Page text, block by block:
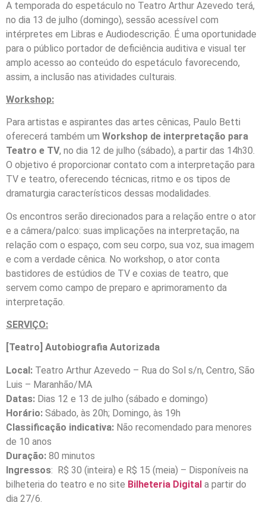
A temporada do espetáculo no Teatro Arthur Azevedo terá,
no dia 13 de julho (domingo), sessão acessível com
intérpretes em Libras e Audiodescrição. É uma oportunidade
para o público portador de deficiência auditiva e visual ter
amplo acesso ao conteúdo do espetáculo favorecendo,
assim, a inclusão nas atividades culturais.
Workshop:
Para artistas e aspirantes das artes cênicas, Paulo Betti
oferecerá também um Workshop de interpretação para
Teatro e TV, no dia 12 de julho (sábado), a partir das 14h30.
O objetivo é proporcionar contato com a interpretação para
TV e teatro, oferecendo técnicas, ritmo e os tipos de
dramaturgia característicos dessas modalidades.
Os encontros serão direcionados para a relação entre o ator
e a câmera/palco: suas implicações na interpretação, na
relação com o espaço, com seu corpo, sua voz, sua imagem
e com a verdade cênica. No workshop, o ator conta
bastidores de estúdios de TV e coxias de teatro, que
servem como campo de preparo e aprimoramento da
interpretação.
SERVIÇO:
[Teatro] Autobiografia Autorizada
Local: Teatro Arthur Azevedo – Rua do Sol s/n, Centro, São
Luis – Maranhão/MA
Datas: Dias 12 e 13 de julho (sábado e domingo)
Horário: Sábado, às 20h; Domingo, às 19h
Classificação indicativa: Não recomendado para menores
de 10 anos
Duração: 80 minutos
Ingressos: R$ 30 (inteira) e R$ 15 (meia) – Disponíveis na
bilheteria do teatro e no site Bilheteria Digital a partir do
dia 27/6.